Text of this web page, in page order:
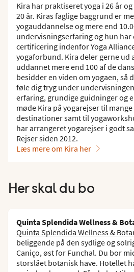
Kira har praktiseret yoga i 26 år
20 år. Kiras faglige baggrund er
yogauddannelse og mere end
undervisningserfaring og hun har
certificering indenfor Yoga
yogaforbund. Kira deler gerne ud
uddannet mere end 100 af de
besidder en viden om yogaen, så
føle dig tryg under
erfaring, grundige guidninger og
møde Kira på yogarejser til
destinationer samt til
har arrangeret yogarejser i godt
Rejser siden 2012.
Læs mere om Kira her
Her skal du bo
Quinta Splendida Wellness &
Quinta Splendida Wellness &
beliggende på den sydlige og
Caniço, øst for Funchal. Du bor
storslået botanisk have. Hotellet